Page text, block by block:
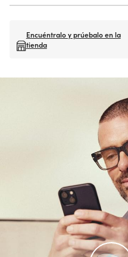
Encuéntralo y prúebalo en la
tienda